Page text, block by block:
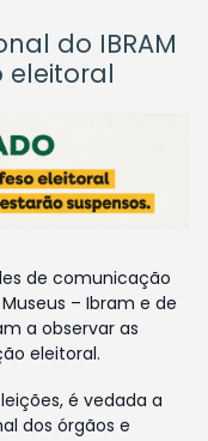
do IBRAM
eleitoral
de comunicação
– Ibram e de
a observar as
eleitoral.
é vedada a
dos órgãos e